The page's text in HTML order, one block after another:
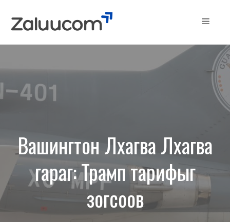
Menu
Вашингтон Лхагва Лхагва
гараг: Трамп тарифыг
зогсоов